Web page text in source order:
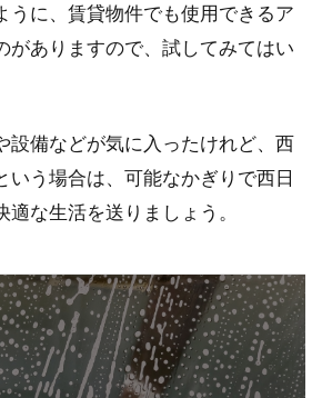
うに、賃貸物件でも使用できるア
がありますので、試してみてはい
設備などが気に入ったけれど、西
いう場合は、可能なかぎりで西日
な生活を送りましょう。